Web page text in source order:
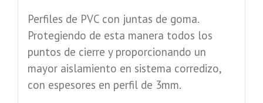
Perfiles de PVC con juntas de goma.
Protegiendo de esta manera todos los
puntos de cierre y proporcionando un
mayor aislamiento en sistema corredizo,
con espesores en perfil de 3mm.